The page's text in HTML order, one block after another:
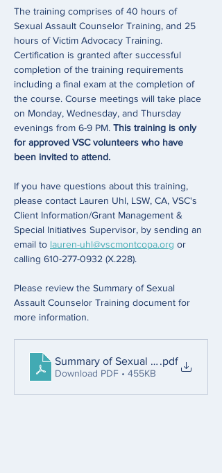
The training comprises of 40 hours of
Sexual Assault Counselor Training, and 25
hours of Victim Advocacy Training.
Certification is granted after successful
completion of the training requirements
including a final exam at the completion of
the course. Course meetings will take place
on Monday, Wednesday, and Thursday
evenings from 6-9 PM. This training is only
for approved VSC volunteers who have
been invited to attend.
If you have questions about this training,
please contact Lauren Uhl, LSW, CA, VSC's
Client Information/Grant Management &
Special Initiatives Supervisor, by sending an
email to lauren-uhl@vscmontcopa.org or
calling 610-277-0932 (X.228).
Please review the Summary of Sexual
Assault Counselor Training document for
more information.
Summary of Sexual Assault
.pdf
Download PDF • 455KB